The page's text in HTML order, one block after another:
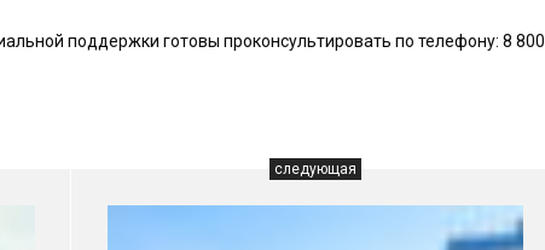
поддержки готовы проконсультировать по телефону: 8 800
следующая